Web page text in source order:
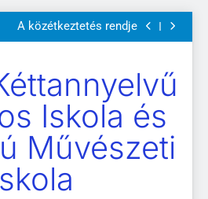
2026. május 04-14.
A közétkeztetés rendje
és ajánlott olvasmányok
2026. május 04-14.
A közétkeztetés rendje
és ajánlott olvasmányok
A Mi Világunk!
Iskola és
Művészeti